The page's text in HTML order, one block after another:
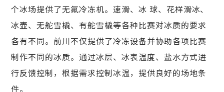
个冰场提供了无氟冷冻机。速滑、冰 球、花样滑冰、
冰壶、无舵雪橇、有舵雪橇等各种比赛对冰质的要求
各有不同。前川不仅提供了冷冻设备并协助各项比赛
制作不同的冰质。通过冰层、冰表温度、盐水方式进
行反馈控制，根据需求控制冰温，提供良好的场地条
件。